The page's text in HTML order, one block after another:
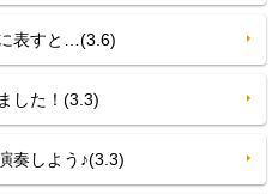
表すと…(3.6)
した！(3.3)
しよう♪(3.3)